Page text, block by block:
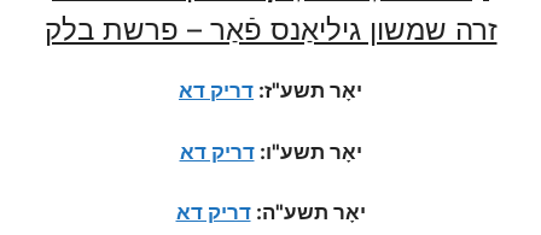
זרה שמשון גיליאַנס פֿאַר – פרשת בלק
יאָר תשע"ז: דריק דא
יאָר תשע"ו:דריק דא
יאָר תשע"ה:דריק דא